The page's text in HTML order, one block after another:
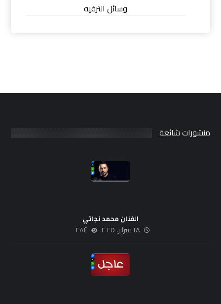
وسائل الترفيه
منشورات شائعة
الفنان محمد نجاتي
١٨ فبراير، ٢٠٢٥ ٢٨٤